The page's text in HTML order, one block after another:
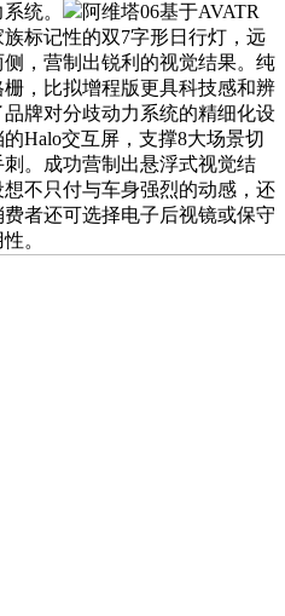
统。
阿维塔06基于AVATR
标记性的双7字形日行灯，远
，营制出锐利的视觉结果。纯
，比拟增程版更具科技感和辨
牌对分歧动力系统的精细化设
Halo交互屏，支撑8大场景切
。成功营制出悬浮式视觉结
不只付与车身强烈的动感，还
者还可选择电子后视镜或保守
。